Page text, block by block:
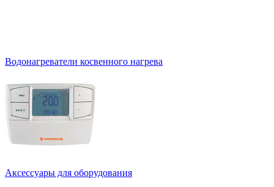
Водонагреватели косвенного нагрева
Аксессуары для оборудования